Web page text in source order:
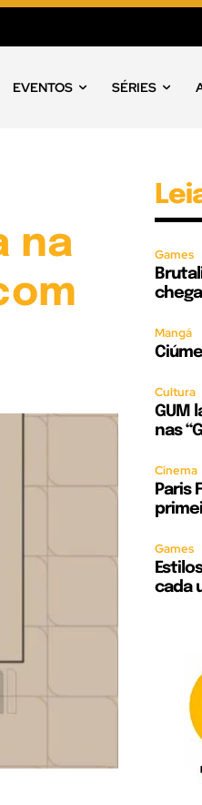
EVENTOS SÉRIES
na
Games
Mangá
Cultura
GUM
nas
Cinema
Paris
Games
cada